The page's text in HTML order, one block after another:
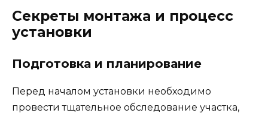
Секреты монтажа и процесс
установки
Подготовка и планирование
Перед началом установки необходимо
провести тщательное обследование участка,